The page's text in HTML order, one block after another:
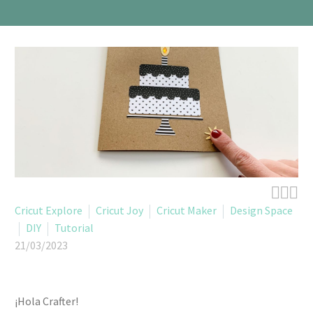

Cricut Explore Cricut Joy Cricut Maker
Design Space
DIY
Tutorial
21/03/2023
¡Hola Crafter!